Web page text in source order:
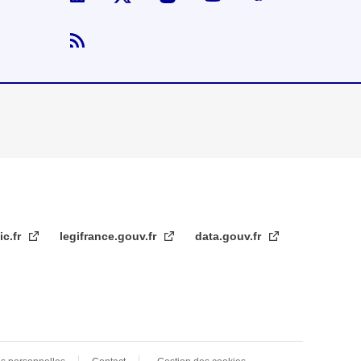
legifrance.gouv.fr data.gouv.fr